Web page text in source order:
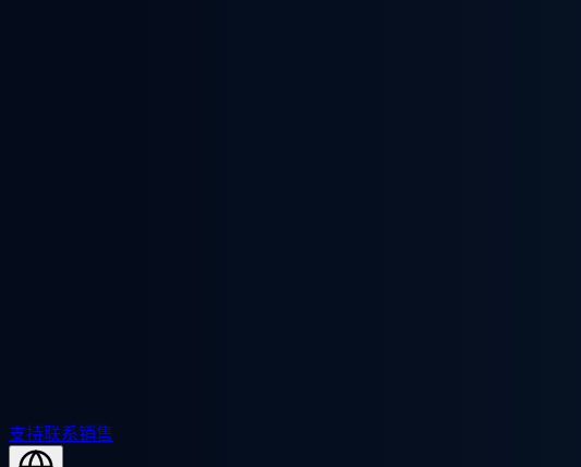
支持联系销售